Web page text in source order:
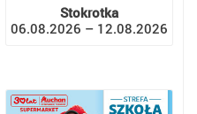
Stokrotka
06.08.2026 – 12.08.2026